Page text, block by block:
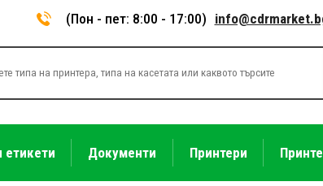
(Пон - пет: 8:00 - 17:00)
етикети Документи Принтери